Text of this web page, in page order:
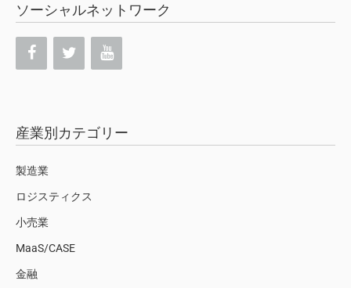
ソーシャルネットワーク
産業別カテゴリー
製造業
ロジスティクス
小売業
MaaS/CASE
金融